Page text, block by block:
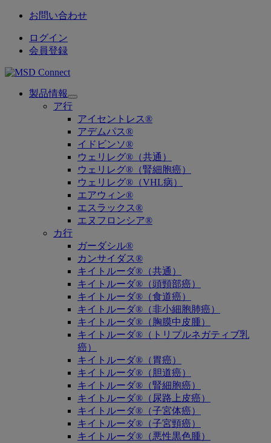
お問い合わせ
ログイン
会員登録
製品情報
Open
submenu
ア行
アイセントレス®
アデムパス®
イドビンソ®
ウェリレグ®（共通）
ウェリレグ®（腎細胞癌）
ウェリレグ®（VHL病）
エアウィン®
エスラックス®
エヌフロンシア®
カ行
ガーダシル®
カンサイダス®
キイトルーダ®（共通）
キイトルーダ®（頭頸部癌）
キイトルーダ®（食道癌）
キイトルーダ®（非小細胞肺癌）
キイトルーダ®（胸膜中皮腫）
キイトルーダ®（トリプルネガティブ乳
癌）
キイトルーダ®（胃癌）
キイトルーダ®（胆道癌）
キイトルーダ®（腎細胞癌）
キイトルーダ®（尿路上皮癌）
キイトルーダ®（子宮体癌）
キイトルーダ®（子宮頸癌）
キイトルーダ®（悪性黒色腫）